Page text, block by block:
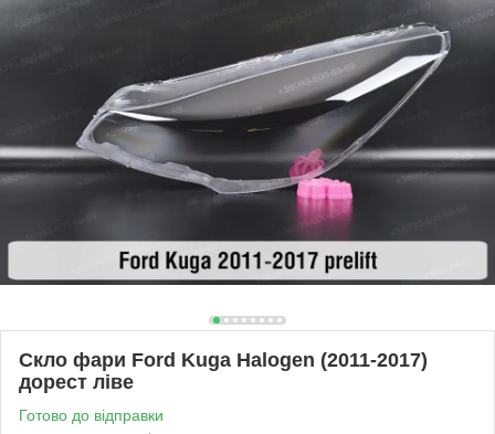
Скло фари Ford Kuga Halogen (2011-2017)
дорест ліве
Готово до відправки